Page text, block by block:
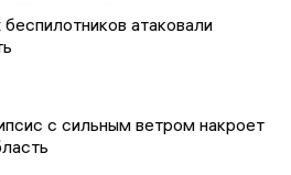
атаковали
с сильным ветром накроет